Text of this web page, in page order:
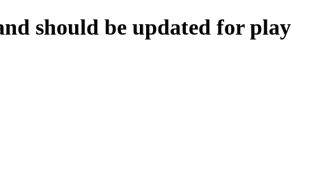
should be updated for play